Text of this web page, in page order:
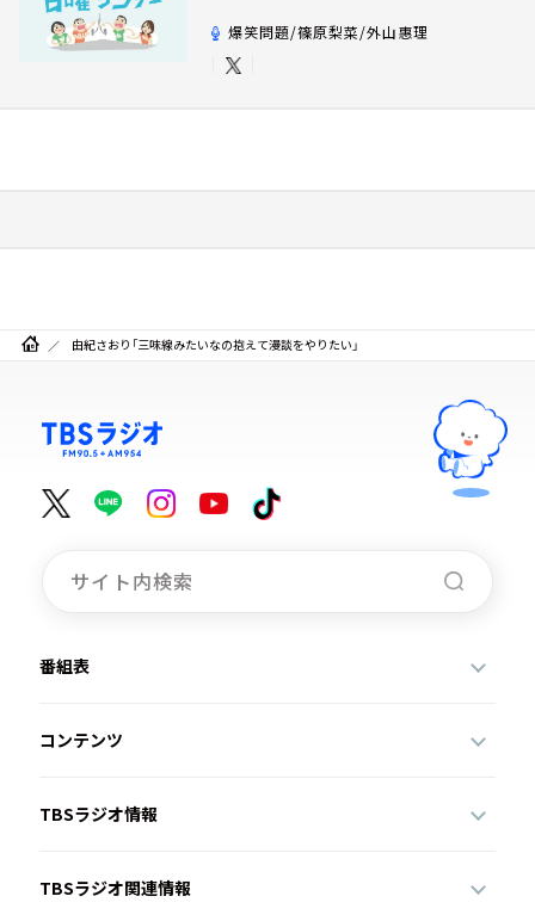
爆笑問題/篠原梨菜/外山惠理
由紀さおり「三味線みたいなの抱えて漫談をやりたい」
番組表
コンテンツ
TBSラジオ情報
TBSラジオ関連情報